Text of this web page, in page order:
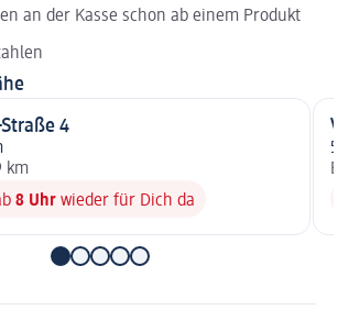
an der Kasse schon ab einem Produkt
4
km
8 Uhr wieder für Dich da